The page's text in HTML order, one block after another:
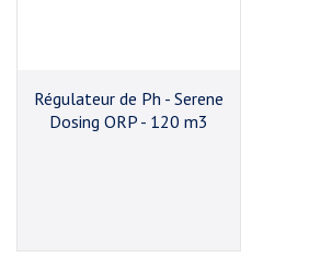
Régulateur de Ph - Serene
Dosing ORP - 120 m3